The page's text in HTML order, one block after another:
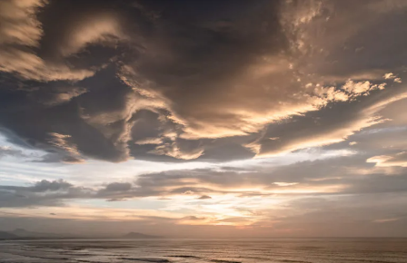
tour
de
force
des
piles
d’images